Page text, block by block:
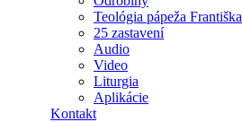
Teológia pápeža Františka
25 zastavení
Audio
Video
Liturgia
Aplikácie
Kontakt